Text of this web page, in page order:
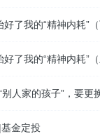
好了我的“精神内耗”
好了我的“精神内耗”
别人家的孩子”，要更
金定投